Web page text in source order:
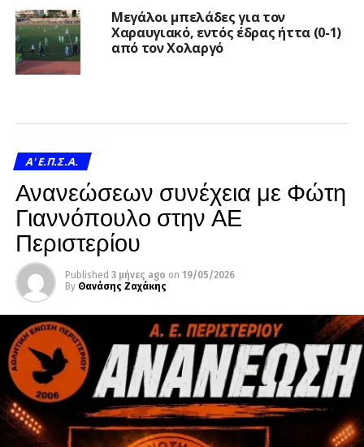
Μεγάλοι μπελάδες για τον
Χαραυγιακό, εντός έδρας ήττα (0-1)
από τον Χολαργό
A' Ε.Π.Σ.Α.
Ανανεώσεων συνέχεια με Φώτη
Γιαννόπουλο στην ΑΕ
Περιστερίου
Published 3 μήνες ago on 19/05/2026
By Θανάσης Ζαχάκης